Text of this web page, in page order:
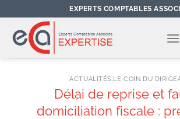
au
contenu
EXPERTS COMPTABLES
ACTUALITÉS,LE COIN DU
Délai de reprise et
domiciliation fiscale :